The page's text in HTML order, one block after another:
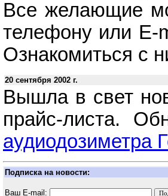
Все желающие
телефону или
Ознакомиться с
20 сентября 2002 г.
Вышла в свет
прайс-листа.
аудиодозиметра
Подписка на новости:
Ваш E-mail: